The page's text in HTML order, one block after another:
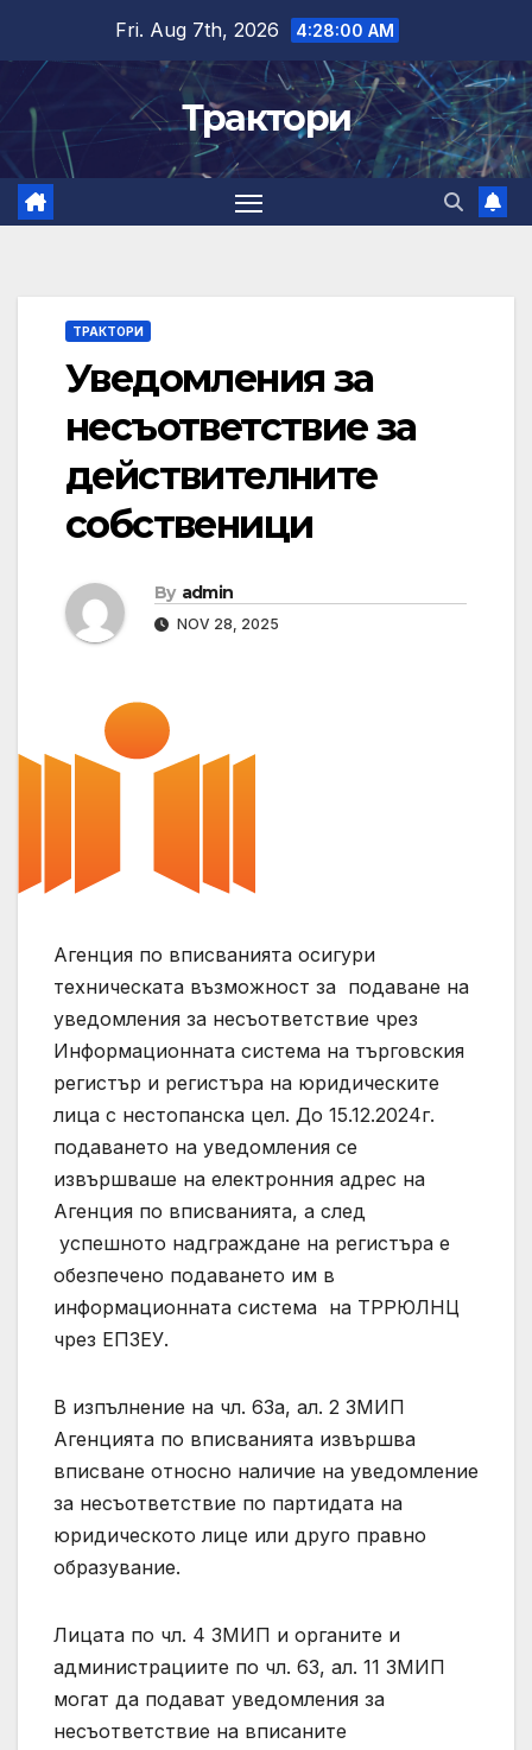
content
Fri. Aug 7th, 2026 4:28:01 AM
Трактори
ТРАКТОРИ
Уведомления за
несъответствие за
действителните
собственици
By admin
NOV 28, 2025
Агенция по вписванията осигури
техническата възможност за подаване на
уведомления за несъответствие чрез
Информационната система на търговския
регистър и регистъра на юридическите
лица с нестопанска цел. До 15.12.2024г.
подаването на уведомления се
извършваше на електронния адрес на
Агенция по вписванията, а след
успешното надграждане на регистъра е
обезпечено подаването им в
информационната система на ТРРЮЛНЦ
чрез ЕПЗЕУ.
В изпълнение на чл. 63а, ал. 2 ЗМИП
Агенцията по вписванията извършва
вписване относно наличие на уведомление
за несъответствие по партидата на
юридическото лице или друго правно
образувание.
Лицата по чл. 4 ЗМИП и органите и
администрациите по чл. 63, ал. 11 ЗМИП
могат да подават уведомления за
несъответствие на вписаните